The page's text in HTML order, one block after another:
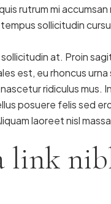
rutrum mi accumsan
sollicitudin
at. Proin
est, eu rhoncus
ridiculus mus.
posuere felis sed
laoreet nisl
link